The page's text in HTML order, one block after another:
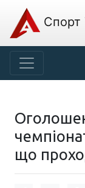
Спорт
що